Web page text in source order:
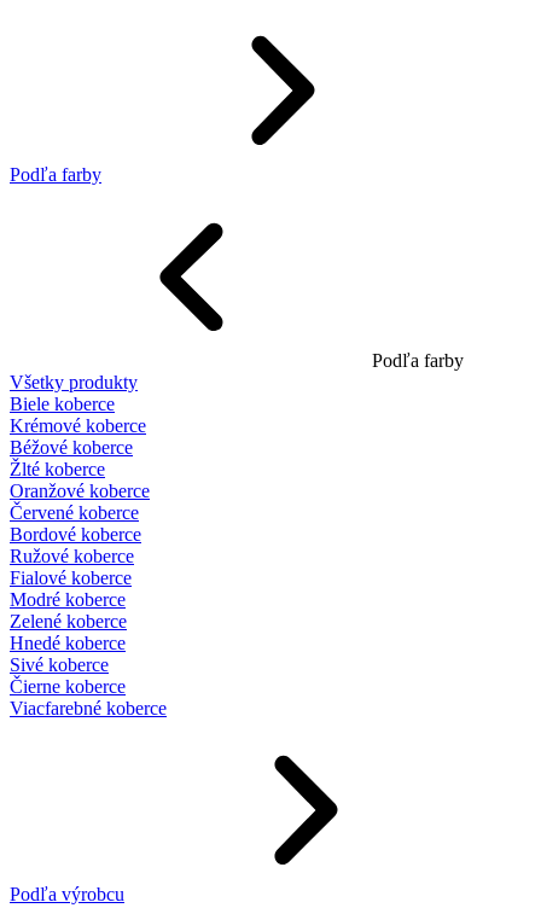
Podľa farby
Podľa farby
Všetky produkty
Biele koberce
Krémové koberce
Béžové koberce
Žlté koberce
Oranžové koberce
Červené koberce
Bordové koberce
Ružové koberce
Fialové koberce
Modré koberce
Zelené koberce
Hnedé koberce
Sivé koberce
Čierne koberce
Viacfarebné koberce
Podľa výrobcu